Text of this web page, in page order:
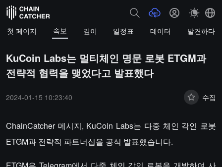
첫 페이지 속보 깊이 일정표 데이터 발견하다
KuCoin Labs는 멀티체인 명문 로봇 ETGM과
전략적 협력을 맺었다고 발표했다
2024-01-15 10:23:40 수집
ChainCatcher 메시지, KuCoin Labs는 다중 체인 각인 로봇
ETGM과 전략적 파트너십을 공식 발표했습니다.